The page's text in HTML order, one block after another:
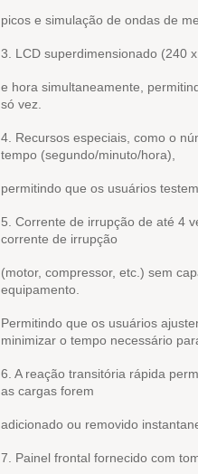
picos e simulação de ondas de
3. LCD superdimensionado (240
e hora simultaneamente,
só vez.
4. Recursos especiais, como o
tempo (segundo/minuto/hora),
permitindo que os usuários
5. Corrente de irrupção de até 4
corrente de irrupção
(motor, compressor, etc.) sem
equipamento.
Permitindo que os usuários
minimizar o tempo necessário
6. A reação transitória rápida
as cargas forem
adicionado ou removido
7. Painel frontal fornecido com